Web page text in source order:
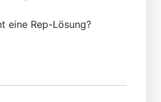
eine Rep-Lösung?